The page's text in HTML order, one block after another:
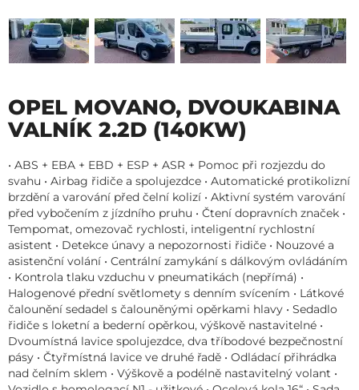
OPEL MOVANO, DVOUKABINA
VALNÍK 2.2D (140KW)
• ABS + EBA + EBD + ESP + ASR + Pomoc při rozjezdu do
svahu • Airbag řidiče a spolujezdce • Automatické protikolizní
brzdění a varování před čelní kolizí • Aktivní systém varování
před vybočením z jízdního pruhu • Čtení dopravních značek •
Tempomat, omezovač rychlosti, inteligentní rychlostní
asistent • Detekce únavy a nepozornosti řidiče • Nouzové a
asistenční volání • Centrální zamykání s dálkovým ovládáním
• Kontrola tlaku vzduchu v pneumatikách (nepřímá) •
Halogenové přední světlomety s denním svícením • Látkové
čalounění sedadel s čalouněnými opěrkami hlavy • Sedadlo
řidiče s loketní a bederní opěrkou, výškově nastavitelné •
Dvoumístná lavice spolujezdce, dva tříbodové bezpečnostní
pásy • Čtyřmístná lavice ve druhé řadě • Odládací přihrádka
nad čelním sklem • Výškově a podélně nastavitelný volant •